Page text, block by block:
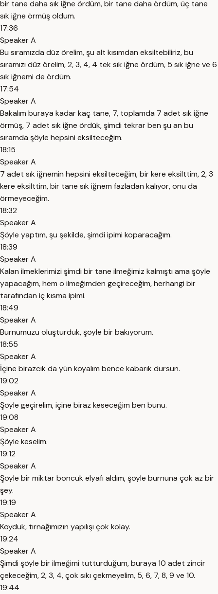
bir tane daha sık iğne ördüm, bir tane daha ördüm, üç tane
sık iğne örmüş oldum.
17:36
Speaker A
Bu sıramızda düz örelim, şu alt kısımdan eksiltebiliriz, bu
sıramızı düz örelim, 2, 3, 4, 4 tek sık iğne ördüm, 5 sık iğne ve 6
sık iğnemi de ördüm.
17:54
Speaker A
Bakalım buraya kadar kaç tane, 7, toplamda 7 adet sık iğne
örmüş, 7 adet sık iğne ördük, şimdi tekrar ben şu an bu
sıramda şöyle hepsini eksilteceğim.
18:15
Speaker A
7 adet sık iğnemin hepsini eksilteceğim, bir kere eksilttim, 2, 3
kere eksilttim, bir tane sık iğnem fazladan kalıyor, onu da
örmeyeceğim.
18:32
Speaker A
Şöyle yaptım, şu şekilde, şimdi ipimi koparacağım.
18:39
Speaker A
Kalan ilmeklerimizi şimdi bir tane ilmeğimiz kalmıştı ama şöyle
yapacağım, hem o ilmeğimden geçireceğim, herhangi bir
tarafından iç kısma ipimi.
18:49
Speaker A
Burnumuzu oluşturduk, şöyle bir bakıyorum.
18:55
Speaker A
İçine birazcık da yün koyalım bence kabarık dursun.
19:02
Speaker A
Şöyle geçirelim, içine biraz keseceğim ben bunu.
19:08
Speaker A
Şöyle keselim.
19:12
Speaker A
Şöyle bir miktar boncuk elyafı aldım, şöyle burnuna çok az bir
şey.
19:19
Speaker A
Koyduk, tırnağımızın yapılışı çok kolay.
19:24
Speaker A
Şimdi şöyle bir ilmeğimi tutturduğum, buraya 10 adet zincir
çekeceğim, 2, 3, 4, çok sıkı çekmeyelim, 5, 6, 7, 8, 9 ve 10.
19:44